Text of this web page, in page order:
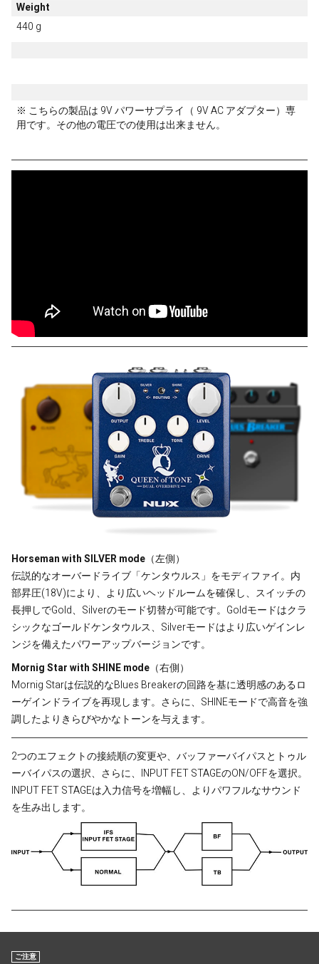
Weight
440 g
※ こちらの製品は 9V パワーサプライ（ 9V AC アダプター）専
用です。その他の電圧での使用は出来ません。
Horseman with SILVER mode （左側）
伝説的なオーバードライブ「ケンタウルス」をモディファイ。内
部昇圧(18V)により、より広いヘッドルームを確保し、スイッチの
長押しでGold、Silverのモード切替が可能です。Goldモードはクラ
シックなゴールドケンタウルス、Silverモードはより広いゲインレ
ンジを備えたパワーアップバージョンです。
Mornig Star with SHINE mode （右側）
Mornig Starは伝説的なBlues Breakerの回路を基に透明感のあるロ
ーゲインドライブを再現します。さらに、SHINEモードで高音を強
調したよりきらびやかなトーンを与えます。
2つのエフェクトの接続順の変更や、バッファーバイパスとトゥル
ーバイパスの選択、さらに、INPUT FET STAGEのON/OFFを選択。
INPUT FET STAGEは入力信号を増幅し、よりパワフルなサウンド
を生み出します。
ご注意